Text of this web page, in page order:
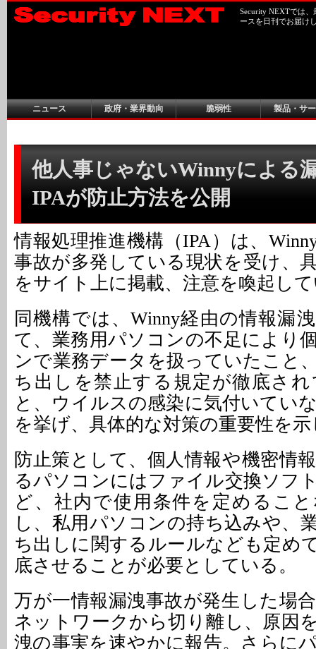
Security NEXTでは
ースを日刊でお届け
ニュース 政府・業界動向 脆弱性 製品・サ
他人事じゃないWinnyによる
IPAが防止方法を公開
情報処理推進機構（IPA）は、
事故が多発している現状を受け、
をサイト上に掲載、注意を喚起し
同機構では、Winny経由の情報漏
て、業務用パソコンの不足により
ンで業務データを扱っていたこと
ち出しを禁止する規定が徹底さ
と、ウイルスの感染に気付いてい
を挙げ、具体的な対策の重要性を
防止策として、個人情報や機密情
るパソコンにはファイル交換ソフ
ど、社内で使用条件を定めるこ
し、私用パソコンの持ち込みや、
ち出しに関するルールなども定め
底させることが必要としている。
万が一情報漏洩事故が発生した場
ネットワークから切り離し、原因
洩の事実を速やかに報告。さらに